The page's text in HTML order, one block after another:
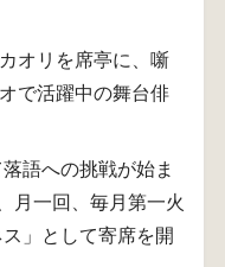
オリを席亭に、噺
で活躍中の舞台俳
語への挑戦が始ま
月一回、毎月第一火
」として寄席を開